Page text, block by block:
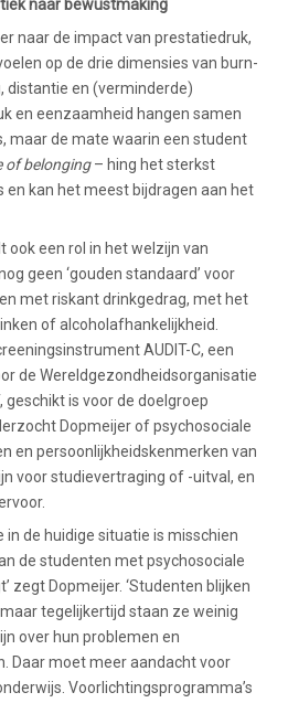
naar bewustmaking
naar de impact van prestatiedruk,
op de drie dimensies van burn-
distantie en (verminderde)
en eenzaamheid hangen samen
maar de mate waarin een student
of belonging– hing het sterkst
en kan het meest bijdragen aan het
ook een rol in het welzijn van
geen ‘gouden standaard’ voor
met riskant drinkgedrag, met het
of alcoholafhankelijkheid.
AUDIT-C, een
de Wereldgezondheidsorganisatie
geschikt is voor de doelgroep
Dopmeijer of psychosociale
en persoonlijkheidskenmerken van
voor studievertraging of -uitval, en
in de huidige situatie is misschien
de studenten met psychosociale
zegt Dopmeijer. ‘Studenten blijken
tegelijkertijd staan ze weinig
over hun problemen en
Daar moet meer aandacht voor
Voorlichtingsprogramma’s